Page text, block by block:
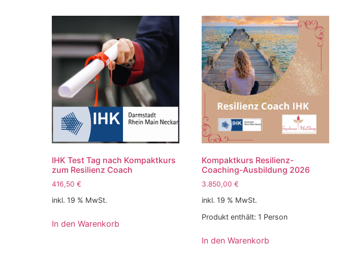
IHK Test Tag nach Kompaktkurs
zum Resilienz Coach
416,50 €
inkl. 19 % MwSt.
In den Warenkorb
Kompaktkurs Resilienz-
Coaching-Ausbildung 2026
3.850,00 €
inkl. 19 % MwSt.
Produkt enthält: 1 Person
In den Warenkorb